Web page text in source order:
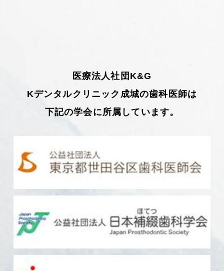
医療法人社団K&G
Kデンタルクリニック成城の歯科医師は
下記の学会に所属しています。